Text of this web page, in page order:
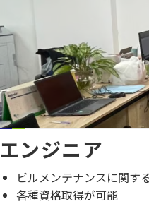
エンジニア
ビルメンテナンスに関す
各種資格取得が可能